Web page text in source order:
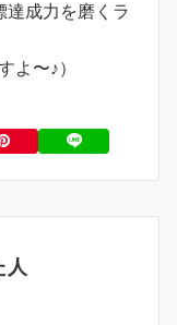
達成力を磨くラ
よ〜♪）
人